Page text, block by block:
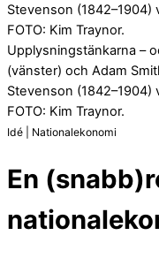
Stevenson (1842–1904)
FOTO: Kim Traynor.
Upplysningstänkarna –
(vänster) och Adam
Stevenson (1842–1904)
FOTO: Kim Traynor.
Idé | Nationalekonomi
En